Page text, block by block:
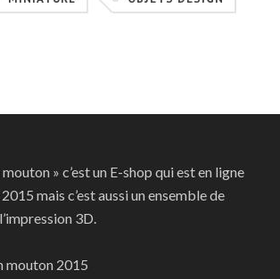
» c’est un E-shop qui est en ligne
mais c’est aussi un ensemble de
3D.
2015